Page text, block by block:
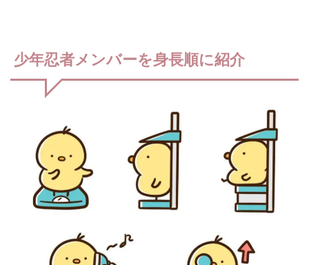
少年忍者メンバーを身長順に紹介